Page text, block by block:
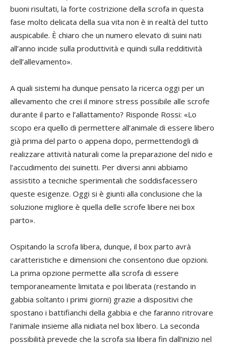
buoni risultati, la forte costrizione della scrofa in questa
fase molto delicata della sua vita non è in realtà del tutto
auspicabile. È chiaro che un numero elevato di suini nati
all’anno incide sulla produttività e quindi sulla redditività
dell’allevamento».
A quali sistemi ha dunque pensato la ricerca oggi per un
allevamento che crei il minore stress possibile alle scrofe
durante il parto e l’allattamento? Risponde Rossi: «Lo
scopo era quello di permettere all’animale di essere libero
già prima del parto o appena dopo, permettendogli di
realizzare attività naturali come la preparazione del nido e
l’accudimento dei suinetti. Per diversi anni abbiamo
assistito a tecniche sperimentali che soddisfacessero
queste esigenze. Oggi si è giunti alla conclusione che la
soluzione migliore è quella delle scrofe libere nei box
parto».
Ospitando la scrofa libera, dunque, il box parto avrà
caratteristiche e dimensioni che consentono due opzioni.
La prima opzione permette alla scrofa di essere
temporaneamente limitata e poi liberata (restando in
gabbia soltanto i primi giorni) grazie a dispositivi che
spostano i battifianchi della gabbia e che faranno ritrovare
l’animale insieme alla nidiata nel box libero. La seconda
possibilità prevede che la scrofa sia libera fin dall’inizio nel